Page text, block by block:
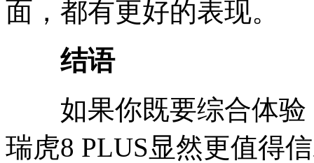
面，都有更好的表现。
结语
如果你既要综合体验
瑞虎8 PLUS显然更值得